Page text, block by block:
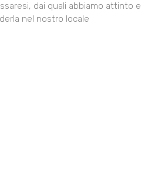
dai quali abbiamo attinto e
nel nostro locale